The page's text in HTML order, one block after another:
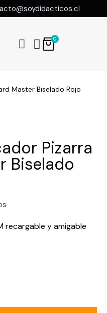
Master Biselado Rojo
Pizarra
Biselado
recargable y amigable